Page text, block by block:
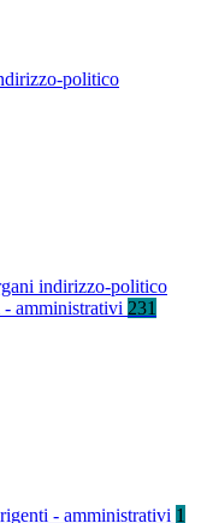
politico
indirizzo-politico
amministrativi 231
- amministrativi 1